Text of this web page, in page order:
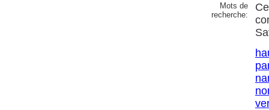
Mots de
recherche: